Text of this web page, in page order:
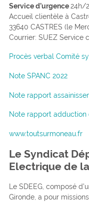
Service d’urgence24h/
Accueil clientèle à
33640 CASTRES (le
Courrier: SUEZ Service
Procès verbal Comité
Note SPANC 2022
Note rapport
Note rapport adduction
www.toutsurmoneau.fr
Le Syndicat
Electrique de la
Le SDEEG, composé
Gironde, a pour